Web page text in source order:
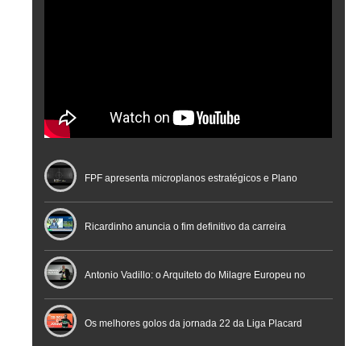
FPF apresenta microplanos estratégicos e Plano
Nacional de Arbitragem
Ricardinho anuncia o fim definitivo da carreira
profissional em conferência histórica na Cidade do
Futebol
Antonio Vadillo: o Arquiteto do Milagre Europeu no
Futsal | Documentário
Os melhores golos da jornada 22 da Liga Placard